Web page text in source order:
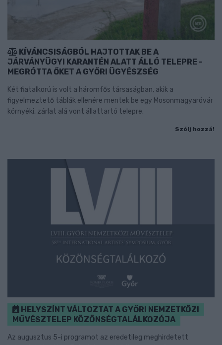
KÍVÁNCSISÁGBÓL HAJTOTTAK BE A
JÁRVÁNYÜGYI KARANTÉN ALATT ÁLLÓ TELEPRE -
MEGRÓTTA ŐKET A GYŐRI ÜGYÉSZSÉG
Két fiatalkorú is volt a háromfős társaságban, akik a
figyelmeztető táblák ellenére mentek be egy Mosonmagyaróvár
környéki, zárlat alá vont állattartó telepre.
Szólj hozzá!
HELYSZÍNT VÁLTOZTAT A GYŐRI NEMZETKÖZI
MŰVÉSZTELEP KÖZÖNSÉGTALÁLKOZÓJA
Az augusztus 5-i programot az eredetileg meghirdetett